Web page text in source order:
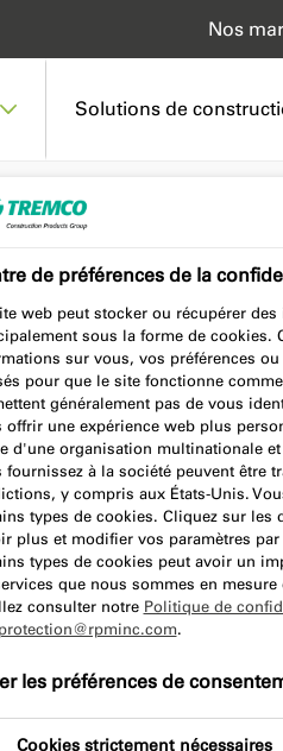
Solutions de
Nos
HYBRID FOAM
Avantages du produit
de préférences de la
web peut stocker ou récupérer
sous la forme de cookies.
sur vous, vos préférences
pour que le site fonctionne
généralement pas de vous
offrir une expérience web plus
d'une organisation multinationale
fournissez à la société peuvent être
y compris aux États-Unis.
types de cookies. Cliquez sur les
plus et modifier vos paramètres
types de cookies peut avoir un
que nous sommes en
consulter notre Politique de
.
les préférences de
Cookies strictement nécessaires